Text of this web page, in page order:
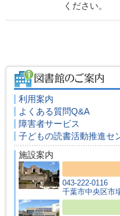
ください。
利用案内
よくある質問Q&A
障害者サービス
子どもの読書活動推進セ
施設案内
043-222-0116
千葉市中央区市